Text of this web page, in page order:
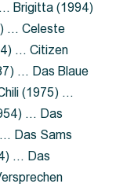
Brigitta (1994)
… Celeste
… Citizen
… Das Blaue
(1975) …
… Das
Das Sams
… Das